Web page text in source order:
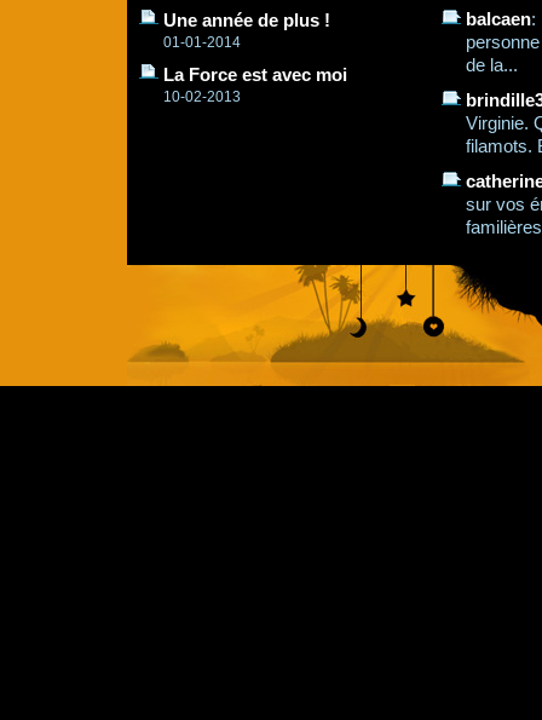
Une année de plus !
01-01-2014
La Force est avec moi
10-02-2013
balcaen:
de la...
Virginie.
filamots.
sur vos